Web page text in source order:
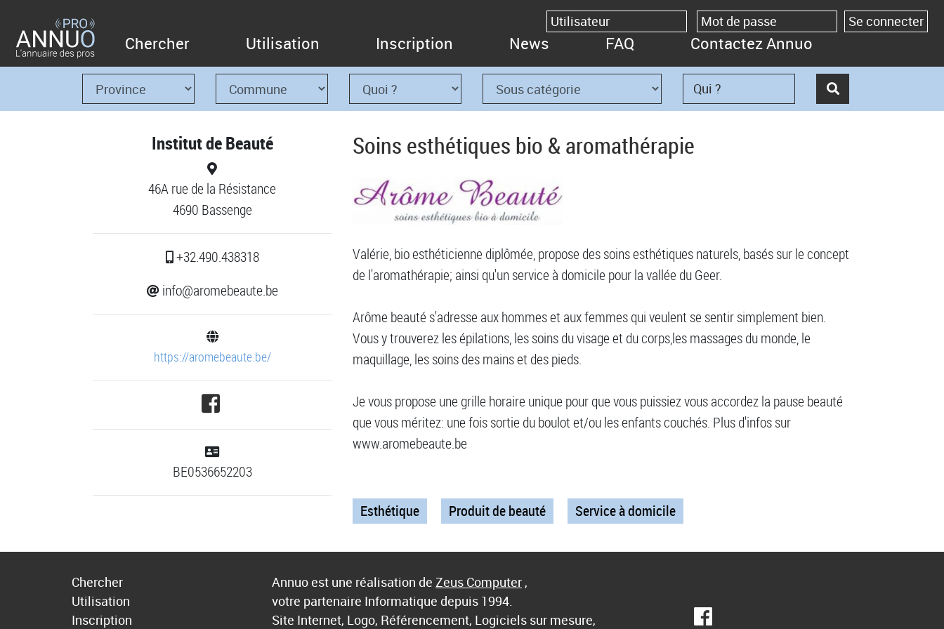
Chercher Utilisation Inscription News FAQ Contactez Annuo
Institut de Beauté
46A rue de la Résistance
4690 Bassenge
+32.490.438318
info@aromebeaute.be
https://aromebeaute.be/
BE0536652203
Soins esthétiques bio & aromathérapie
Valérie, bio esthéticienne diplômée, propose des soins esthétiques naturels, basés sur le concept
de l'aromathérapie; ainsi qu'un service à domicile pour la vallée du Geer.
Arôme beauté s'adresse aux hommes et aux femmes qui veulent se sentir simplement bien.
Vous y trouverez les épilations, les soins du visage et du corps,les massages du monde, le
maquillage, les soins des mains et des pieds.
Je vous propose une grille horaire unique pour que vous puissiez vous accordez la pause beauté
que vous méritez: une fois sortie du boulot et/ou les enfants couchés. Plus d'infos sur
www.aromebeaute.be
Esthétique Produit de beauté Service à domicile
Chercher
Utilisation
Inscription
Annuo est une réalisation de Zeus Computer ,
votre partenaire Informatique depuis 1994.
Site Internet, Logo, Référencement, Logiciels sur mesure,